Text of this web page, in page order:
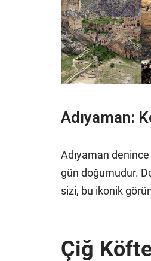
Adıyaman:
Adıyaman
gün doğumudur.
sizi, bu ikonik
Çiğ